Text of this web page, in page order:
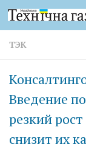
Перейти к
ТЭК
Введение
резкий
снизит их